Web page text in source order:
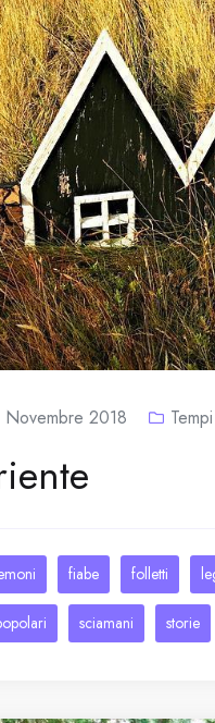
Novembre 2018
fiabe folletti
sciamani storie